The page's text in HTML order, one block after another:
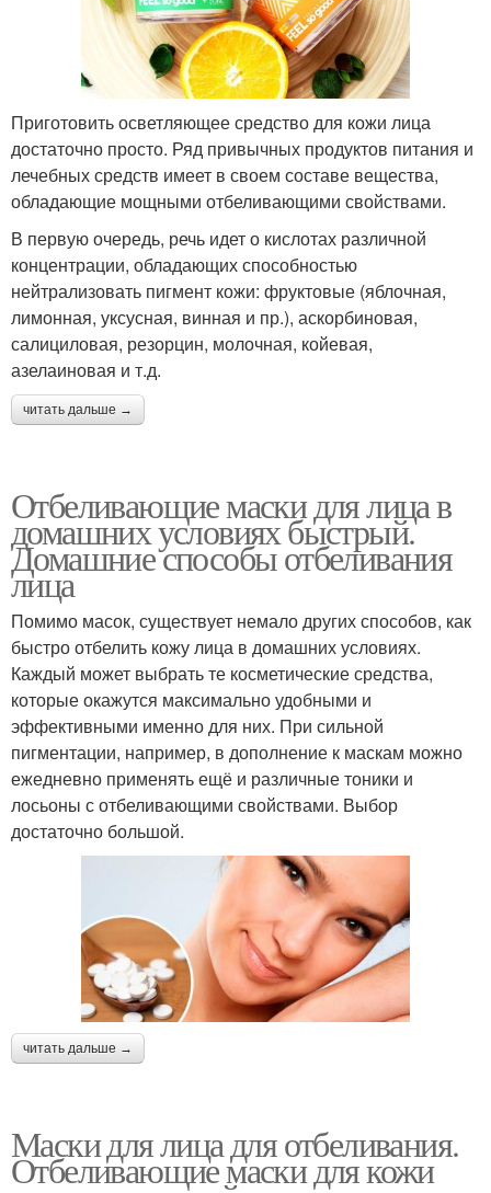
Приготовить осветляющее средство для кожи лица
достаточно просто. Ряд привычных продуктов питания и
лечебных средств имеет в своем составе вещества,
обладающие мощными отбеливающими свойствами.
В первую очередь, речь идет о кислотах различной
концентрации, обладающих способностью
нейтрализовать пигмент кожи: фруктовые (яблочная,
лимонная, уксусная, винная и пр.), аскорбиновая,
салициловая, резорцин, молочная, койевая,
азелаиновая и т.д.
читать дальше →
Отбеливающие маски для лица в
домашних условиях быстрый.
Домашние способы отбеливания
лица
Помимо масок, существует немало других способов, как
быстро отбелить кожу лица в домашних условиях.
Каждый может выбрать те косметические средства,
которые окажутся максимально удобными и
эффективными именно для них. При сильной
пигментации, например, в дополнение к маскам можно
ежедневно применять ещё и различные тоники и
лосьоны с отбеливающими свойствами. Выбор
достаточно большой.
читать дальше →
Маски для лица для отбеливания.
Отбеливающие маски для кожи